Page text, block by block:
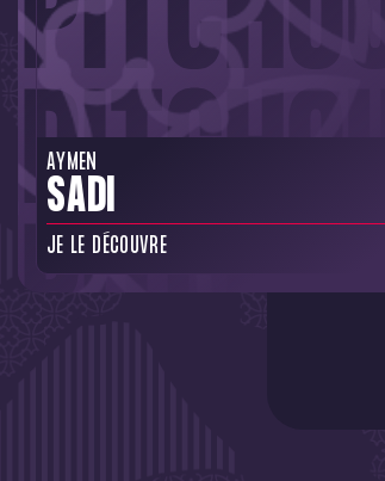
AYMEN
SADI
JE LE DÉCOUVRE